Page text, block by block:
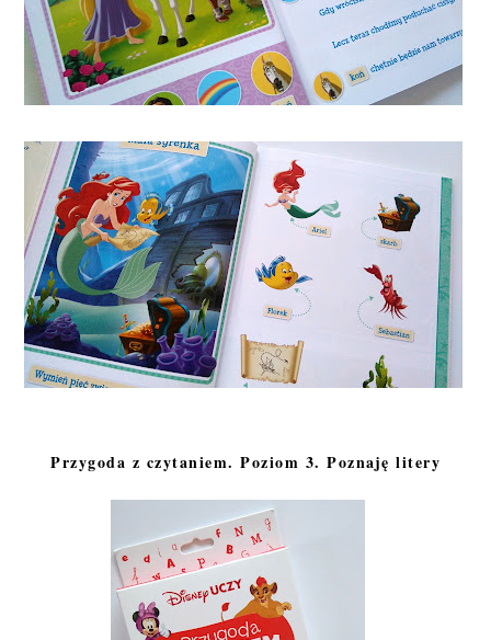
Przygoda z czytaniem. Poziom 3. Poznaję litery